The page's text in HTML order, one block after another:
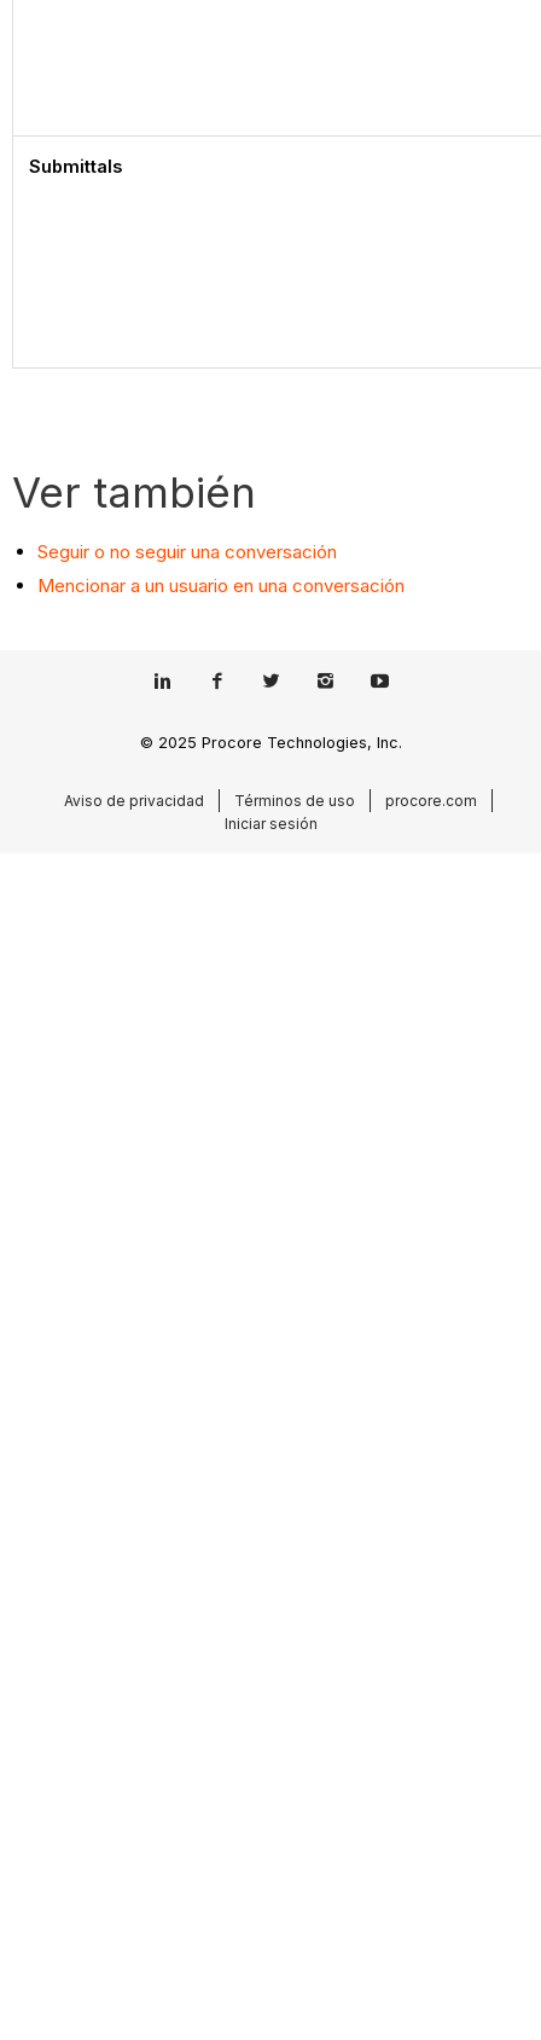
Submittals
Ver también
Seguir o no seguir una conversación
Mencionar a un usuario en una conversación
© 2025 Procore Technologies, Inc.
Aviso de privacidad Términos de uso
procore.com
Iniciar sesión